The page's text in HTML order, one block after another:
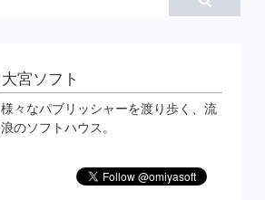
大宮ソフト
様々なパブリッシャーを渡り歩く、流
浪のソフトハウス。